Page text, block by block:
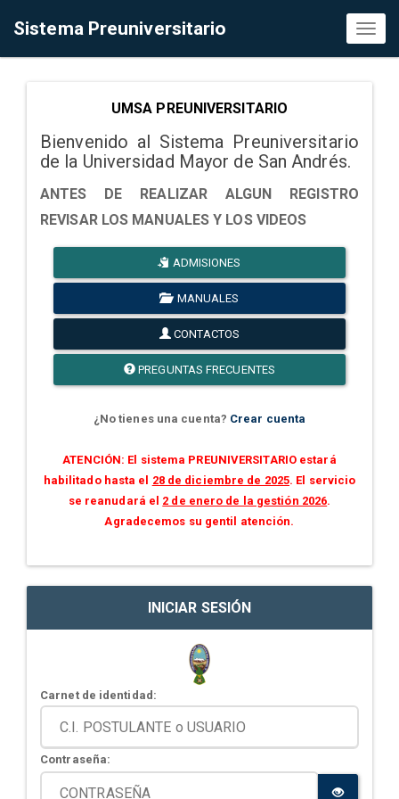
Sistema Preuniversitario
UMSA PREUNIVERSITARIO
Bienvenido al Sistema Preuniversitario
de la Universidad Mayor de San Andrés.
ANTES DE REALIZAR ALGUN REGISTRO
REVISAR LOS MANUALES Y LOS VIDEOS
ADMISIONES
MANUALES
CONTACTOS
PREGUNTAS FRECUENTES
¿No tienes una cuenta? Crear cuenta
ATENCIÓN: El sistema PREUNIVERSITARIO estará
habilitado hasta el 28 de diciembre de 2025. El servicio
se reanudará el 2 de enero de la gestión 2026.
Agradecemos su gentil atención.
INICIAR SESIÓN
Carnet de identidad:
Contraseña: